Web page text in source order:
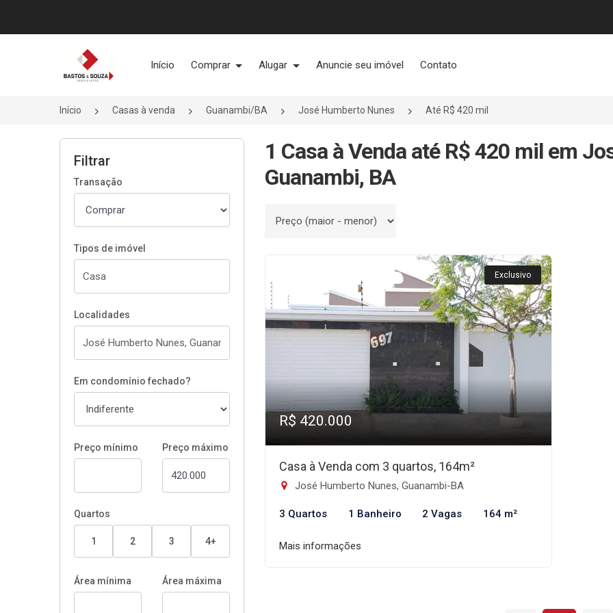
Página inicial
Início Comprar Alugar Anuncie seu imóvel Contato
Início Casas à venda Guanambi/BA José Humberto Nunes Até R$ 420 mil
Filtrar
Transação
Tipos de imóvel
Localidades
Em condomínio fechado?
Preço mínimo Preço máximo
Quartos
1 2 3 4+
Área mínima Área máxima
1 Casa à Venda até R$ 420 mil em
Guanambi, BA
Ordenar por
Exclusivo
R$ 420.000
Casa à Venda com 3 quartos, 164m²
José Humberto Nunes, Guanambi-BA
3 Quartos 1 Banheiro 2 Vagas 164 m²
Mais informações